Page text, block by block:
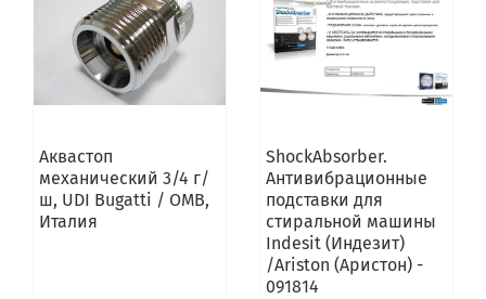
Аквастоп
механический 3/4 г/
ш, UDI Bugatti / OMB,
Италия
ShockAbsorber.
Антивибрационные
подставки для
стиральной машины
Indesit (Индезит)
/Ariston (Аристон) -
091814